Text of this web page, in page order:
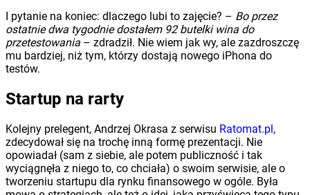
I pytanie na koniec: dlaczego lubi to zajęcie? – Bo przez
ostatnie dwa tygodnie dostałem 92 butelki wina do
przetestowania – zdradził. Nie wiem jak wy, ale zazdroszczę
mu bardziej, niż tym, którzy dostają nowego iPhona do
testów.
Startup na rarty
Kolejny prelegent, Andrzej Okrasa z serwisu Ratomat.pl ,
zdecydował się na trochę inną formę prezentacji. Nie
opowiadał (sam z siebie, ale potem publiczność i tak
wyciągnęła z niego to, co chciała) o swoim serwisie, ale o
tworzeniu startupu dla rynku finansowego w ogóle. Była